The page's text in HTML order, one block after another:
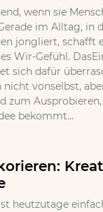
wenn sie
im Alltag, in
jongliert, schafft
Wir-Gefühl.
sich dafür
nicht vonselbst,
zum
bekommt...
heutzutage